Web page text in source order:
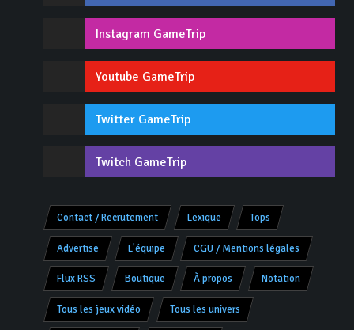
Instagram GameTrip
Youtube GameTrip
Twitter GameTrip
Twitch GameTrip
Contact / Recrutement Lexique Tops
Advertise L'équipe CGU / Mentions légales
Flux RSS Boutique À propos Notation
Tous les jeux vidéo Tous les univers